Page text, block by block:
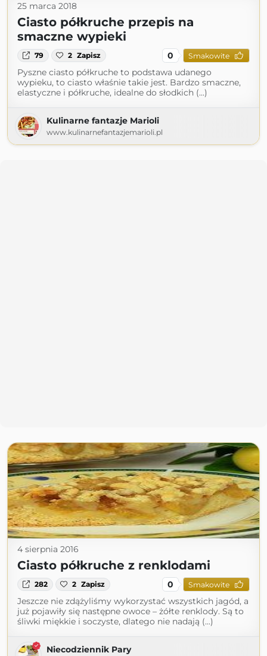
25 marca 2018
Ciasto półkruche przepis na
smaczne wypieki
79 2 Zapisz 0 Smakowite
Pyszne ciasto półkruche to podstawa udanego
wypieku, to ciasto właśnie takie jest. Bardzo smaczne,
elastyczne i półkruche, idealne do słodkich (...)
Kulinarne fantazje Marioli
www.kulinarnefantazjemarioli.pl
4 sierpnia 2016
Ciasto półkruche z renklodami
282 2 Zapisz 0 Smakowite
Jeszcze nie zdążyliśmy wykorzystać wszystkich jagód, a
już pojawiły się następne owoce – żółte renklody. Są to
śliwki miękkie i soczyste, dlatego nie nadają (...)
Niecodziennik Pary